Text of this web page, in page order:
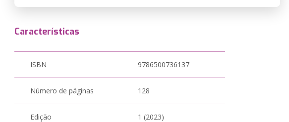
Características
ISBN 9786500736137
Número de páginas 128
Edição 1 (2023)